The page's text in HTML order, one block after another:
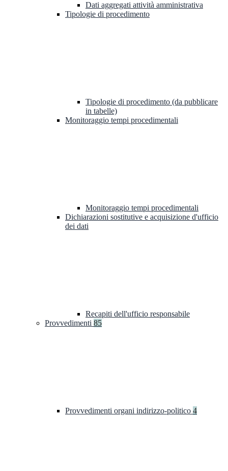
Dati aggregati attività amministrativa
Tipologie di procedimento
Tipologie di procedimento (da pubblicare
in tabelle)
Monitoraggio tempi procedimentali
Monitoraggio tempi procedimentali
Dichiarazioni sostitutive e acquisizione d'ufficio
dei dati
Recapiti dell'ufficio responsabile
Provvedimenti 85
Provvedimenti organi indirizzo-politico 4